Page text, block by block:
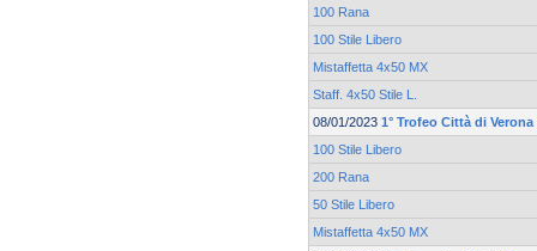
100 Rana
100 Stile Libero
Mistaffetta 4x50 MX
Staff. 4x50 Stile L.
08/01/2023 1° Trofeo Città di Verona
100 Stile Libero
200 Rana
50 Stile Libero
Mistaffetta 4x50 MX